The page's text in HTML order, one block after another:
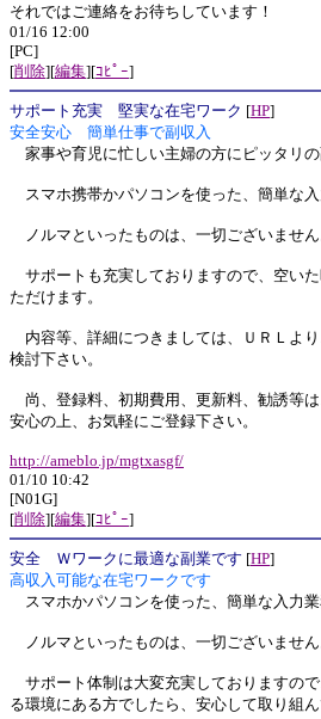
それではご連絡をお待ちしています！
01/16 12:00
[PC]
[削除][編集][ｺﾋﾟｰ]
サポート充実 堅実な在宅ワーク [HP]
安全安心 簡単仕事で副収入
家事や育児に忙しい主婦の方にピッタリの
スマホ携帯かパソコンを使った、簡単な入
ノルマといったものは、一切ございません
サポートも充実しておりますので、空い
ただけます。
内容等、詳細につきましては、ＵＲＬよ
検討下さい。
尚、登録料、初期費用、更新料、勧誘等
安心の上、お気軽にご登録下さい。
http://ameblo.jp/mgtxasgf/
01/10 10:42
[N01G]
[削除][編集][ｺﾋﾟｰ]
安全 Ｗワークに最適な副業です [HP]
高収入可能な在宅ワークです
スマホかパソコンを使った、簡単な入力業
ノルマといったものは、一切ございません
サポート体制は大変充実しておりますの
る環境にある方でしたら、安心して取り組ん